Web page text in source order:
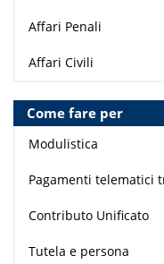
Affari Penali
Affari Civili
Come fare per
Modulistica
Pagamenti telematici
Contributo Unificato
Tutela e persona